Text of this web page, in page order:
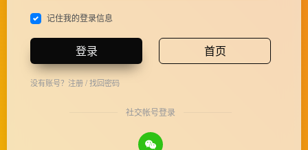
记住我的登录信息
登录 首页
没有账号？ 注册/找回密码
社交帐号登录